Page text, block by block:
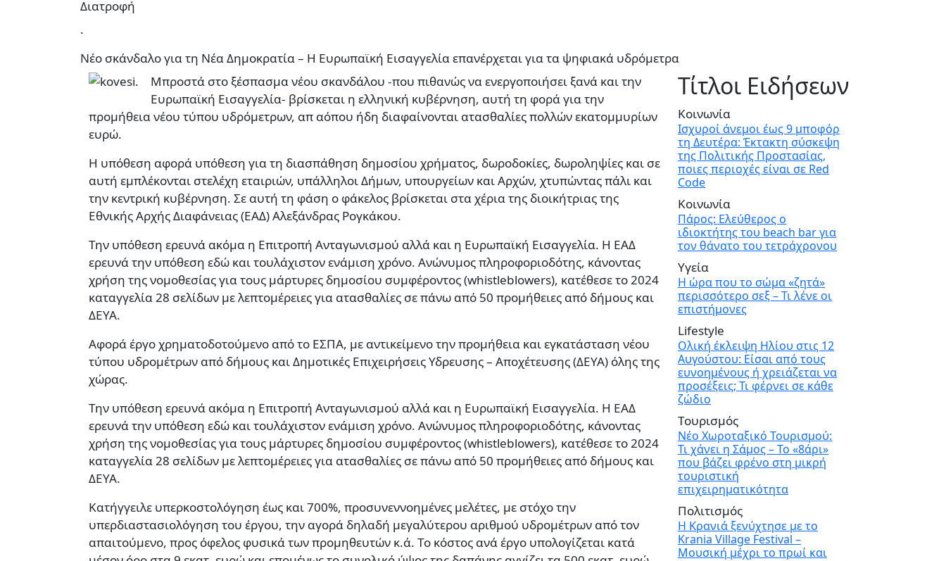
Διατροφή
.
Νέο σκάνδαλο για τη Νέα Δημοκρατία – Η Ευρωπαϊκή Εισαγγελία επανέρχεται για τα ψηφιακά υδρόμετρα
Μπροστά στο ξέσπασμα νέου σκανδάλου -που πιθανώς να ενεργοποιήσει ξανά και την
Ευρωπαϊκή Εισαγγελία- βρίσκεται η ελληνική κυβέρνηση, αυτή τη φορά για την
προμήθεια νέου τύπου υδρόμετρων, απ αόπου ήδη διαφαίνονται ατασθαλίες πολλών εκατομμυρίων
ευρώ.
Η υπόθεση αφορά υπόθεση για τη διασπάθηση δημοσίου χρήματος, δωροδοκίες, δωροληψίες και σε
αυτή εμπλέκονται στελέχη εταιριών, υπάλληλοι Δήμων, υπουργείων και Αρχών, χτυπώντας πάλι και
την κεντρική κυβέρνηση. Σε αυτή τη φάση ο φάκελος βρίσκεται στα χέρια της διοικήτριας της
Εθνικής Αρχής Διαφάνειας (ΕΑΔ) Αλεξάνδρας Ρογκάκου.
Την υπόθεση ερευνά ακόμα η Επιτροπή Ανταγωνισμού αλλά και η Ευρωπαϊκή Εισαγγελία. Η ΕΑΔ
ερευνά την υπόθεση εδώ και τουλάχιστον ενάμιση χρόνο. Ανώνυμος πληροφοριοδότης, κάνοντας
χρήση της νομοθεσίας για τους μάρτυρες δημοσίου συμφέροντος (whistleblowers), κατέθεσε το 2024
καταγγελία 28 σελίδων με λεπτομέρειες για ατασθαλίες σε πάνω από 50 προμήθειες από δήμους και
ΔΕΥΑ.
Αφορά έργο χρηματοδοτούμενο από το ΕΣΠΑ, με αντικείμενο την προμήθεια και εγκατάσταση νέου
τύπου υδρομέτρων από δήμους και Δημοτικές Επιχειρήσεις Υδρευσης – Αποχέτευσης (ΔΕΥΑ) όλης της
χώρας.
Την υπόθεση ερευνά ακόμα η Επιτροπή Ανταγωνισμού αλλά και η Ευρωπαϊκή Εισαγγελία. Η ΕΑΔ
ερευνά την υπόθεση εδώ και τουλάχιστον ενάμιση χρόνο. Ανώνυμος πληροφοριοδότης, κάνοντας
χρήση της νομοθεσίας για τους μάρτυρες δημοσίου συμφέροντος (whistleblowers), κατέθεσε το 2024
καταγγελία 28 σελίδων με λεπτομέρειες για ατασθαλίες σε πάνω από 50 προμήθειες από δήμους και
ΔΕΥΑ.
Κατήγγειλε υπερκοστολόγηση έως και 700%, προσυνεννοημένες μελέτες, με στόχο την
υπερδιαστασιολόγηση του έργου, την αγορά δηλαδή μεγαλύτερου αριθμού υδρομέτρων από τον
απαιτούμενο, προς όφελος φυσικά των προμηθευτών κ.ά. Το κόστος ανά έργο υπολογίζεται κατά
Τίτλοι Ειδήσεων
Κοινωνία
Ισχυροί άνεμοι έως 9 μποφόρ
τη Δευτέρα: Έκτακτη σύσκεψη
της Πολιτικής Προστασίας,
ποιες περιοχές είναι σε Red
Code
Κοινωνία
Πάρος: Ελεύθερος ο
ιδιοκτήτης του beach bar για
τον θάνατο του τετράχρονου
Υγεία
Η ώρα που το σώμα «ζητά»
περισσότερο σεξ – Τι λένε οι
επιστήμονες
Lifestyle
Ολική έκλειψη Ηλίου στις 12
Αυγούστου: Είσαι από τους
ευνοημένους ή χρειάζεται να
προσέξεις; Τι φέρνει σε κάθε
ζώδιο
Τουρισμός
Νέο Χωροταξικό Τουρισμού:
Τι χάνει η Σάμος – Το «8άρι»
που βάζει φρένο στη μικρή
τουριστική
επιχειρηματικότητα
Πολιτισμός
Η Κρανιά ξενύχτησε με το
Krania Village Festival –
Μουσική μέχρι το πρωί και